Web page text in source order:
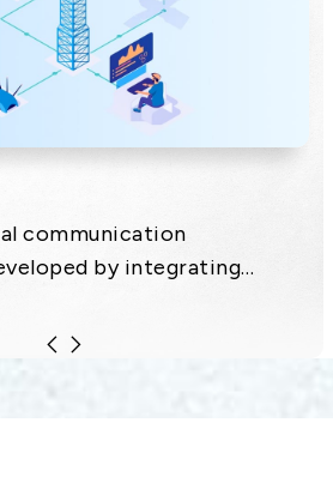
communication
by integrating
The products